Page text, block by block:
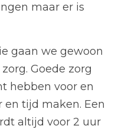
maar er is
gaan we gewoon
Goede zorg
hebben voor en
en tijd maken. Een
altijd voor 2 uur